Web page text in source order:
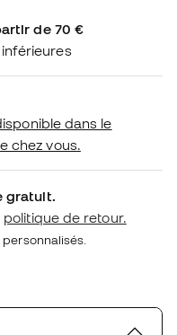
de 70 €
dans le
chez vous.
gratuit.
politique de retour.